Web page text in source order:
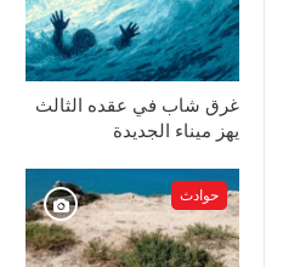
غرق شاب في عقده الثالث
يهز ميناء الجديدة
حوادث